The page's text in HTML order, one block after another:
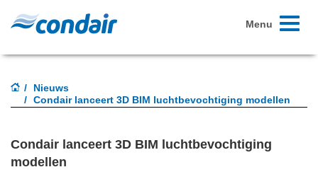
Toggle
Menu
Nieuws
Condair lanceert 3D BIM luchtbevochtiging modellen
Condair lanceert 3D BIM luchtbevochtiging
modellen